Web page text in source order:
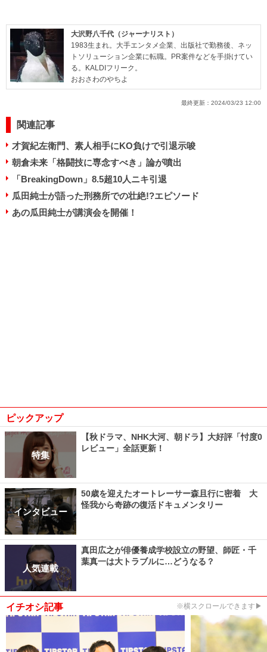
大沢野八千代（ジャーナリスト）
1983生まれ。大手エンタメ企業、出版社で勤務後、ネッ
トソリューション企業に転職。PR案件などを手掛けてい
る。KALDIフリーク。
おおさわのやちよ
最終更新： 2024/03/23 12:00
関連記事
才賀紀左衛門、素人相手にKO負けで引退示唆
朝倉未来「格闘技に専念すべき」論が噴出
「BreakingDown」8.5超10人ニキ引退
瓜田純士が語った刑務所での壮絶!?エピソード
あの瓜田純士が講演会を開催！
ピックアップ
特集
【秋ドラマ、NHK大河、朝ドラ】大好評「忖度0
レビュー」全話更新！
インタビュー
50歳を迎えたオートレーサー森且行に密着 大
怪我から奇跡の復活ドキュメンタリー
人気連載
真田広之が俳優養成学校設立の野望、師匠・千
葉真一は大トラブルに…どうなる？
イチオシ記事 ※横スクロールできます▶